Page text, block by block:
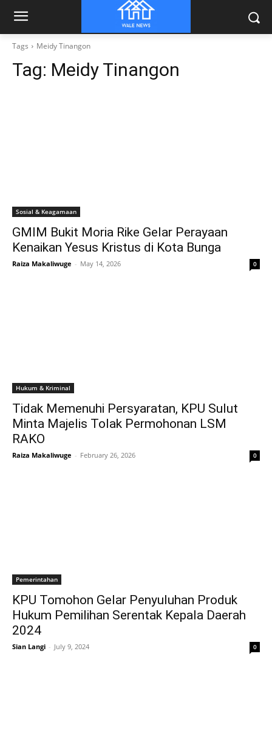
Tags Meidy Tinangon
Tag: Meidy Tinangon
Sosial & Keagamaan
GMIM Bukit Moria Rike Gelar Perayaan
Kenaikan Yesus Kristus di Kota Bunga
Raiza Makaliwuge - May 14, 2026 0
Hukum & Kriminal
Tidak Memenuhi Persyaratan, KPU Sulut
Minta Majelis Tolak Permohonan LSM
RAKO
Raiza Makaliwuge - February 26, 2026 0
Pemerintahan
KPU Tomohon Gelar Penyuluhan Produk
Hukum Pemilihan Serentak Kepala Daerah
2024
Sian Langi - July 9, 2024 0